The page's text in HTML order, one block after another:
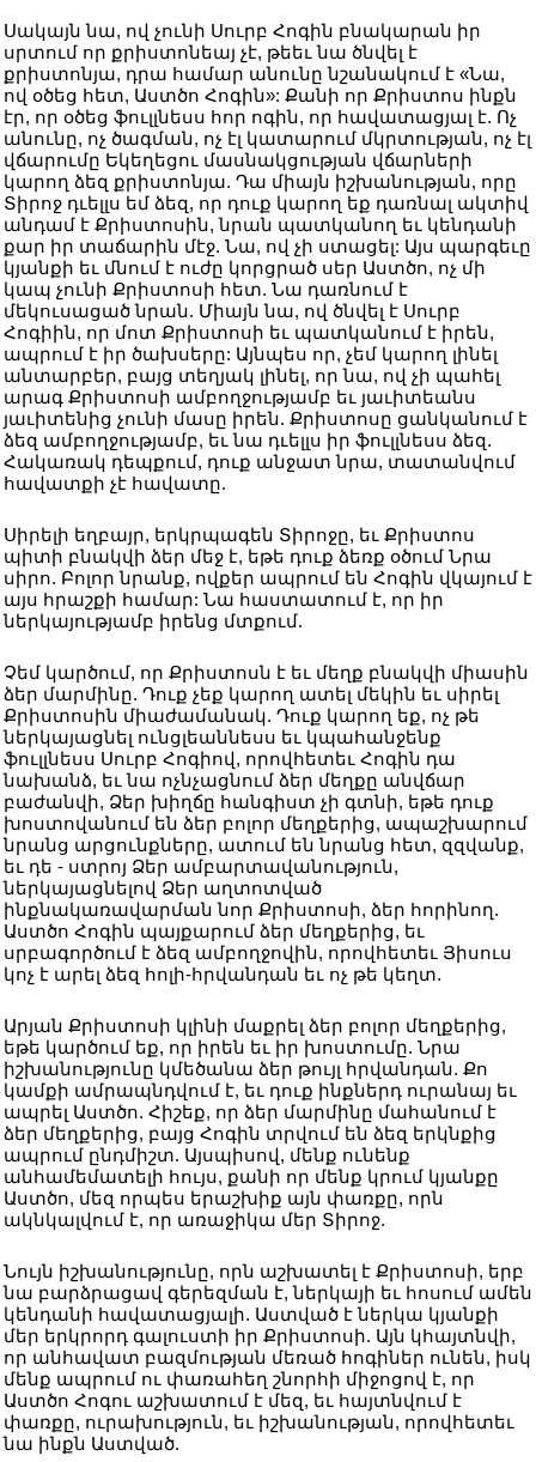
Սակայն նա, ով չունի Սուրբ Հոգին բնակարան իր
սրտում որ քրիստոնեայ չէ, թեեւ նա ծնվել է
քրիստոնյա, դրա համար անունը նշանակում է «Նա,
ով օծեց հետ, Աստծո Հոգին»: Քանի որ Քրիստոս ինքն
էր, որ օծեց ֆուլլնեսս հոր ոգին, որ հավատացյալ է. Ոչ
անունը, ոչ ծագման, ոչ էլ կատարում մկրտության, ոչ էլ
վճարումը Եկեղեցու մասնակցության վճարների
կարող ձեզ քրիստոնյա. Դա միայն իշխանության, որը
Տիրոջ դւելլս եմ ձեզ, որ դուք կարող եք դառնալ ակտիվ
անդամ է Քրիստոսին, նրան պատկանող եւ կենդանի
քար իր տաճարին մէջ. Նա, ով չի ստացել: Այս պարգեւը
կյանքի եւ մնում է ուժը կորցրած սեր Աստծո, ոչ մի
կապ չունի Քրիստոսի հետ. Նա դառնում է
մեկուսացած նրան. Միայն նա, ով ծնվել է Սուրբ
Հոգիին, որ մոտ Քրիստոսի եւ պատկանում է իրեն,
ապրում է իր ծախսերը: Այնպես որ, չեմ կարող լինել
անտարբեր, բայց տեղյակ լինել, որ նա, ով չի պահել
արագ Քրիստոսի ամբողջությամբ եւ յաւիտեանս
յաւիտենից չունի մասը իրեն. Քրիստոսը ցանկանում է
ձեզ ամբողջությամբ, եւ նա դւելլս իր ֆուլլնեսս ձեզ.
Հակառակ դեպքում, դուք անջատ նրա, տատանվում
հավատքի չէ հավատը.
Սիրելի եղբայր, երկրպագեն Տիրոջը, եւ Քրիստոս
պիտի բնակվի ձեր մեջ է, եթե դուք ձեռք օծում Նրա
սիրո. Բոլոր նրանք, ովքեր ապրում են Հոգին վկայում է
այս հրաշքի համար: Նա հաստատում է, որ իր
ներկայությամբ իրենց մտքում.
Չեմ կարծում, որ Քրիստոսն է եւ մեղք բնակվի միասին
ձեր մարմինը. Դուք չեք կարող ատել մեկին եւ սիրել
Քրիստոսին միաժամանակ. Դուք կարող եք, ոչ թե
ներկայացնել ունցլեաննեսս եւ կպահանջենք
ֆուլլնեսս Սուրբ Հոգիով, որովհետեւ Հոգին դա
նախանձ, եւ նա ոչնչացնում ձեր մեղքը անվճար
բաժանվի, Ձեր խիղճը հանգիստ չի գտնի, եթե դուք
խոստովանում են ձեր բոլոր մեղքերից, ապաշխարում
նրանց արցունքները, ատում են նրանց հետ, զզվանք,
եւ դե - ստրոյ Ձեր ամբարտավանություն,
ներկայացնելով Ձեր աղտոտված
ինքնակառավարման նոր Քրիստոսի, ձեր հորինող.
Աստծո Հոգին պայքարում ձեր մեղքերից, եւ
սրբագործում է ձեզ ամբողջովին, որովհետեւ Յիսուս
կոչ է արել ձեզ հոլի-հրվանդան եւ ոչ թե կեղտ.
Արյան Քրիստոսի կլինի մաքրել ձեր բոլոր մեղքերից,
եթե կարծում եք, որ իրեն եւ իր խոստումը. Նրա
իշխանությունը կմեծանա ձեր թույլ հրվանդան. Քո
կամքի ամրապնդվում է, եւ դուք ինքներդ ուրանայ եւ
ապրել Աստծո. Հիշեք, որ ձեր մարմինը մահանում է
ձեր մեղքերից, բայց Հոգին տրվում են ձեզ երկնքից
ապրում ընդմիշտ. Այսպիսով, մենք ունենք
անհամեմատելի հույս, քանի որ մենք կրում կյանքը
Աստծո, մեզ որպես երաշխիք այն փառքը, որն
ակնկալվում է, որ առաջիկա մեր Տիրոջ.
Նույն իշխանությունը, որն աշխատել է Քրիստոսի, երբ
նա բարձրացավ գերեզման է, ներկայի եւ հոսում ամեն
կենդանի հավատացյալի. Աստված է ներկա կյանքի
մեր երկրորդ գալուստի իր Քրիստոսի. Այն կհայտնվի,
որ անհավատ բազմության մեռած հոգիներ ունեն, իսկ
մենք ապրում ու փառահեղ շնորհի միջոցով է, որ
Աստծո Հոգու աշխատում է մեզ, եւ հայտնվում է
փառքը, ուրախություն, եւ իշխանության, որովհետեւ
նա ինքն Աստված.